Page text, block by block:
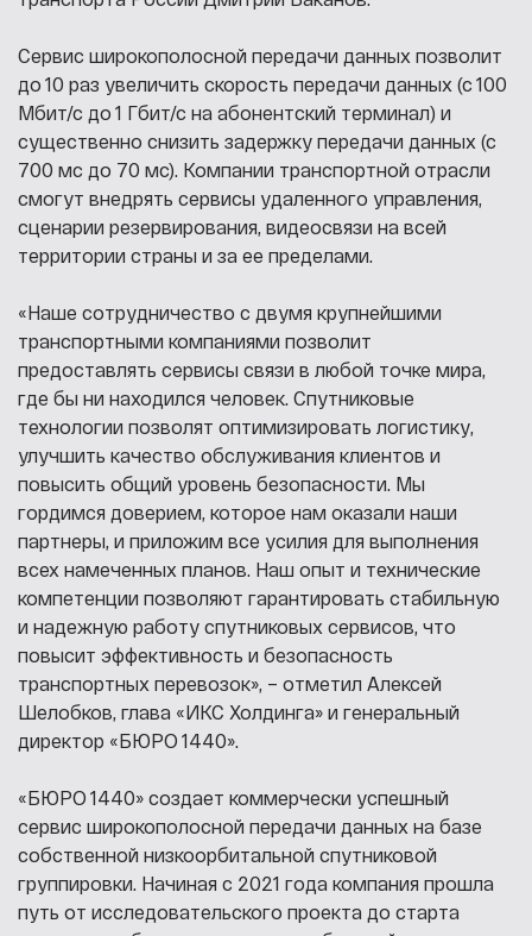
Сервис широкополосной передачи данных позволит
до 10 раз увеличить скорость передачи данных (с 100
Мбит/с до 1 Гбит/с на абонентский терминал) и
существенно снизить задержку передачи данных (с
700 мс до 70 мс). Компании транспортной отрасли
смогут внедрять сервисы удаленного управления,
сценарии резервирования, видеосвязи на всей
территории страны и за ее пределами.
«Наше сотрудничество с двумя крупнейшими
транспортными компаниями позволит
предоставлять сервисы связи в любой точке мира,
где бы ни находился человек. Спутниковые
технологии позволят оптимизировать логистику,
улучшить качество обслуживания клиентов и
повысить общий уровень безопасности. Мы
гордимся доверием, которое нам оказали наши
партнеры, и приложим все усилия для выполнения
всех намеченных планов. Наш опыт и технические
компетенции позволяют гарантировать стабильную
и надежную работу спутниковых сервисов, что
повысит эффективность и безопасность
транспортных перевозок», – отметил Алексей
Шелобков, глава «ИКС Холдинга» и генеральный
директор «БЮРО 1440».
«БЮРО 1440» создает коммерчески успешный
сервис широкополосной передачи данных на базе
собственной низкоорбитальной спутниковой
группировки. Начиная с 2021 года компания прошла
путь от исследовательского проекта до старта